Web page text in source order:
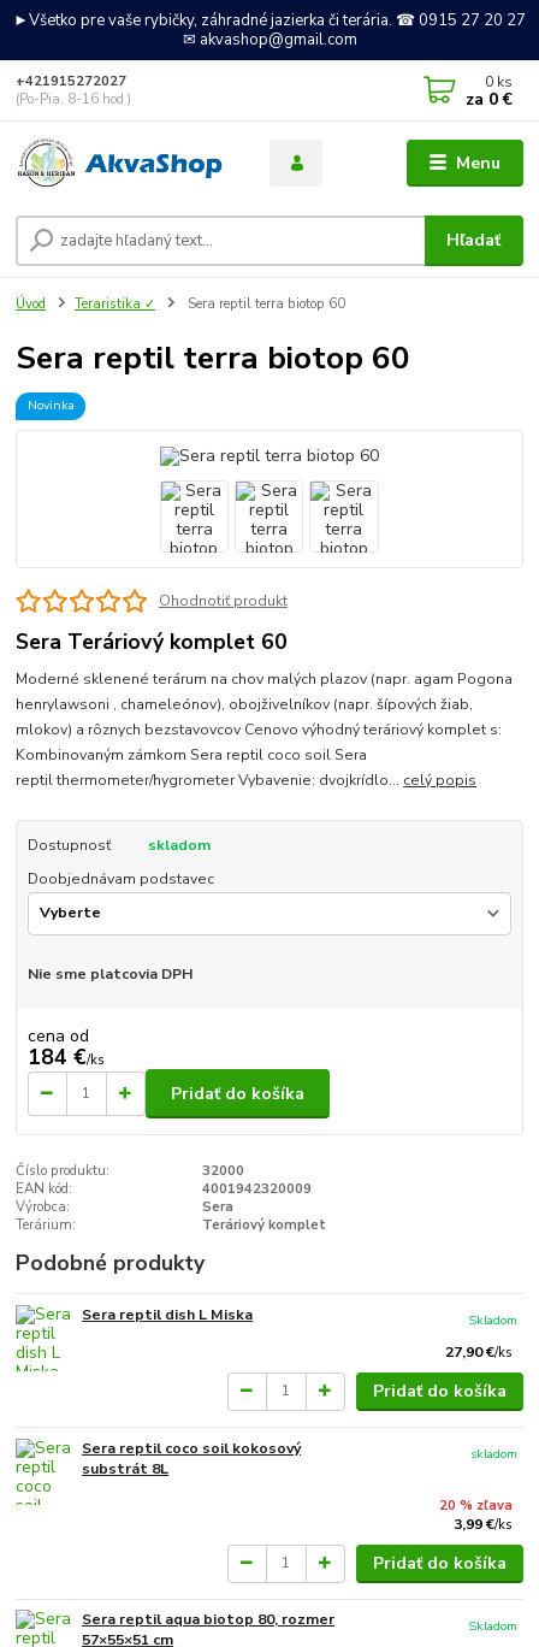
►Všetko pre vaše rybičky, záhradné jazierka či terária. ☎ 0915 27 20 27
✉ akvashop@gmail.com
Menu
Hľadať
+421915272027
(Po-Pia, 8-16 hod.)
0 ks
za 0 €
Úvod Teraristika ✓ Sera reptil terra biotop 60
Sera reptil terra biotop 60
Novinka
Ohodnotiť produkt
Sera Teráriový komplet 60
Moderné sklenené terárum na chov malých plazov (napr. agam Pogona
henrylawsoni , chameleónov), obojživelníkov (napr. šípových žiab,
mlokov) a rôznych bezstavovcov Cenovo výhodný teráriový komplet s:
Kombinovaným zámkom Sera reptil coco soil Sera
reptil thermometer/hygrometer Vybavenie: dvojkrídlo... celý popis
Dostupnosť
skladom
Doobjednávam podstavec
Nie sme platcovia DPH
cena od
184 €/ks
Pridať do košíka
Číslo produktu:
32000
EAN kód:
4001942320009
Výrobca:
Sera
Terárium:
Teráriový komplet
Podobné produkty
Sera reptil dish L Miska
27,90 €/ks
Skladom
Pridať do košíka
Sera reptil coco soil kokosový
substrát 8L
20 % zľava
3,99 €/ks
skladom
Pridať do košíka
Sera reptil aqua biotop 80, rozmer
57×55×51 cm
Skladom